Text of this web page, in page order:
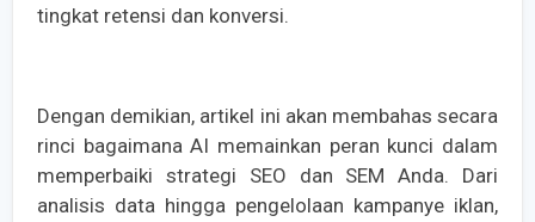
tingkat retensi dan konversi.
Dengan demikian, artikel ini akan membahas secara
rinci bagaimana AI memainkan peran kunci dalam
memperbaiki strategi SEO dan SEM Anda. Dari
analisis data hingga pengelolaan kampanye iklan,